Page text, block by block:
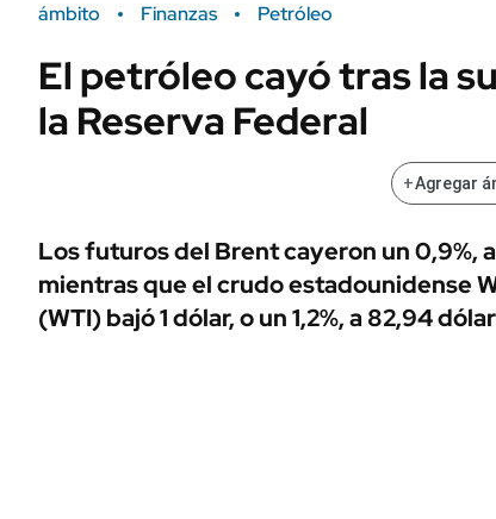
Campo
FINANZAS
ÁMBITO DEBATE
MEDIAKIT AMBITO DEBATE
Sustentabilidad
Seguros
POLÍTICA
URUGUAY
ámbito Finanzas Petróleo
El petróleo cayó tras la
la Reserva Federal
+Agregar
Los futuros del Brent cayeron un 0,9%,
mientras que el crudo estadounidense
(WTI) bajó 1 dólar, o un 1,2%, a 82,94